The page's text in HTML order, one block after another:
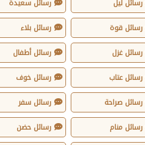
رسائل ليل رسائل سعيدة
رسائل قوة رسائل بلاء
رسائل غزل رسائل أطفال
رسائل عتاب رسائل خوف
رسائل صراحة رسائل سفر
رسائل منام رسائل حضن